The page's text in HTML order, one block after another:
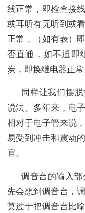
线正常，即检查接
或耳听有无听到或
正常，（如有表）
否直通，如不通即
炭，即换继电器正常
同样让我们摆
说法。多年来，电
相对于电子管来说
易受到冲击和震动
宜。
调音台的输入
先会想到调音台，
莫过于把调音台比